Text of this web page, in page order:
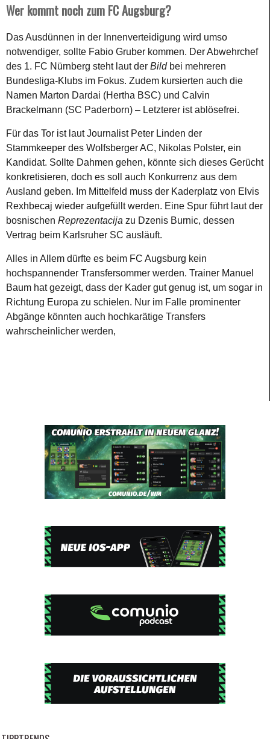
Wer kommt noch zum FC Augsburg?
Das Ausdünnen in der Innenverteidigung wird umso
notwendiger, sollte Fabio Gruber kommen. Der Abwehrchef
des 1. FC Nürnberg steht laut der Bild bei mehreren
Bundesliga-Klubs im Fokus. Zudem kursierten auch die
Namen Marton Dardai (Hertha BSC) und Calvin
Brackelmann (SC Paderborn) – Letzterer ist ablösefrei.
Für das Tor ist laut Journalist Peter Linden der
Stammkeeper des Wolfsberger AC, Nikolas Polster, ein
Kandidat. Sollte Dahmen gehen, könnte sich dieses Gerücht
konkretisieren, doch es soll auch Konkurrenz aus dem
Ausland geben. Im Mittelfeld muss der Kaderplatz von Elvis
Rexhbecaj wieder aufgefüllt werden. Eine Spur führt laut der
bosnischen Reprezentacija zu Dzenis Burnic, dessen
Vertrag beim Karlsruher SC ausläuft.
Alles in Allem dürfte es beim FC Augsburg kein
hochspannender Transfersommer werden. Trainer Manuel
Baum hat gezeigt, dass der Kader gut genug ist, um sogar in
Richtung Europa zu schielen. Nur im Falle prominenter
Abgänge könnten auch hochkarätige Transfers
wahrscheinlicher werden,